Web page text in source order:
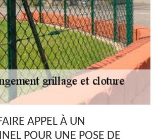
APPEL À UN
POUR UNE POSE DE